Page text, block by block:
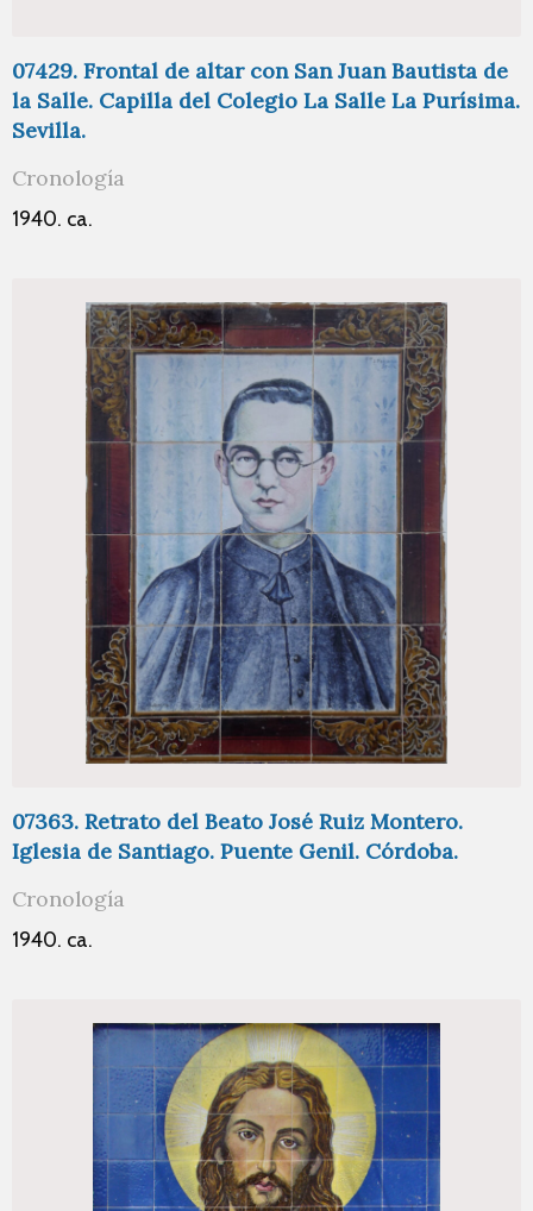
07429. Frontal de altar con San Juan Bautista de
la Salle. Capilla del Colegio La Salle La Purísima.
Sevilla.
Cronología
1940. ca.
07363. Retrato del Beato José Ruiz Montero.
Iglesia de Santiago. Puente Genil. Córdoba.
Cronología
1940. ca.